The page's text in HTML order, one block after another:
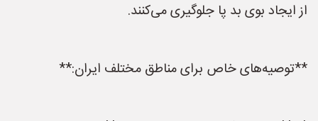
از ایجاد بوی بد پا جلوگیری می‌کنند.
**توصیه‌های خاص برای مناطق مختلف ایران:**